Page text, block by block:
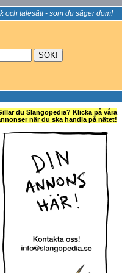
och talesätt - som du säger dom!
du Slangopedia? Klicka på våra
när du ska handla på nätet!